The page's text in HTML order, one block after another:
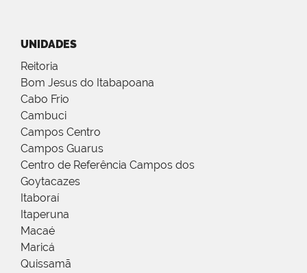
UNIDADES
Reitoria
Bom Jesus do Itabapoana
Cabo Frio
Cambuci
Campos Centro
Campos Guarus
Centro de Referência Campos dos
Goytacazes
Itaboraí
Itaperuna
Macaé
Maricá
Quissamã